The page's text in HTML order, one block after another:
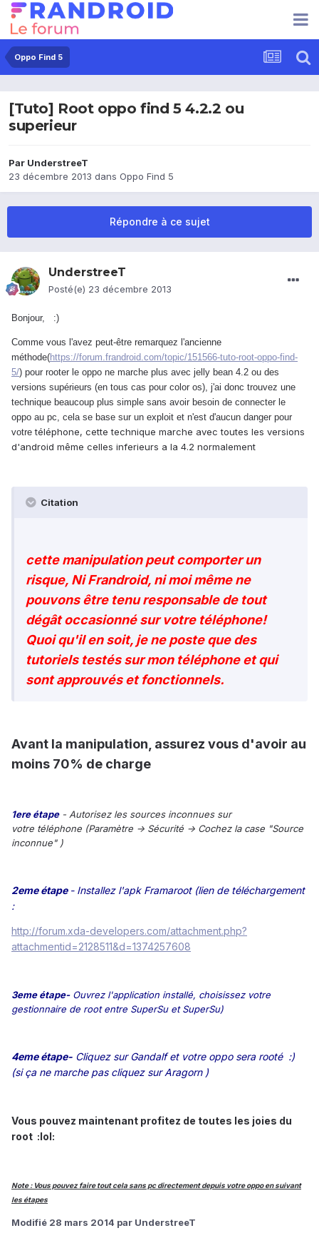
Oppo Find 5
[Tuto] Root oppo find 5 4.2.2 ou
superieur
Par UnderstreeT
23 décembre 2013 dans Oppo Find 5
Répondre à ce sujet
UnderstreeT
Posté(e) 23 décembre 2013
Bonjour, :)
Comme vous l'avez peut-être remarquez l'ancienne
méthode(https://forum.frandroid.com/topic/151566-tuto-root-oppo-find-
5/) pour rooter le oppo ne marche plus avec jelly bean 4.2 ou des
versions supérieurs (en tous cas pour color os), j'ai donc trouvez une
technique beaucoup plus simple sans avoir besoin de connecter le
oppo au pc, cela se base sur un exploit et n'est d'aucun danger pour
votretéléphone, cette technique marche avec toutes les versions
d'android même celles inferieurs a la 4.2 normalement
Citation
cette manipulation peut comporter un
risque, Ni Frandroid, ni moi même ne
pouvons être tenu responsable de tout
dégât occasionné sur votre téléphone!
Quoi qu'il en soit, je ne poste que des
tutoriels testés sur mon téléphone et qui
sont approuvés et fonctionnels.
Avant la manipulation, assurez vous d'avoir au
moins 70% de charge
1ere étape- Autorisez les sources inconnues sur
votre téléphone (Paramètre -> Sécurité -> Cochez la case "Source
inconnue" )
2eme étape - Installez l'apk Framaroot (lien de téléchargement
:
http://forum.xda-developers.com/attachment.php?
attachmentid=2128511&d=1374257608
3eme étape-Ouvrez l'application installé, choisissez votre
gestionnaire de root entre SuperSu et SuperSu)
4eme étape- Cliquez sur Gandalf et votre oppo sera rooté :)
(si ça ne marche pas cliquez sur Aragorn )
Vous pouvez maintenant profitez de toutes les joies du
root :lol:
Note : Vous pouvez faire tout cela sans pc directement depuis votre oppo en suivant
les étapes
Modifié 28 mars 2014 par UnderstreeT